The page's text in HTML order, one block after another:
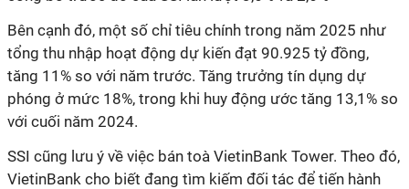
Bên cạnh đó, một số chỉ tiêu chính trong năm 2025 như
tổng thu nhập hoạt động dự kiến đạt 90.925 tỷ đồng,
tăng 11% so với năm trước. Tăng trưởng tín dụng dự
phóng ở mức 18%, trong khi huy động ước tăng 13,1% so
với cuối năm 2024.
SSI cũng lưu ý về việc bán toà VietinBank Tower. Theo đó,
VietinBank cho biết đang tìm kiếm đối tác để tiến hành